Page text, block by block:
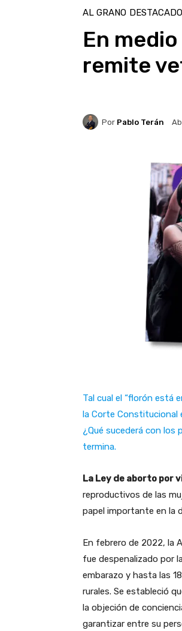
AL GRANO
En
remite
Por Pablo Terán
Tal cual el “florón está
la Corte Constitucional
¿Qué sucederá con los
termina.
La Ley de aborto por
reproductivos de las
papel importante en la
En febrero de 2022, la
fue despenalizado por
embarazo y hasta las
rurales. Se estableció
la objeción de
garantizar entre su